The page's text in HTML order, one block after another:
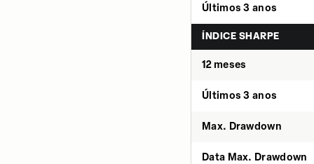
Últimos 3 anos
ÍNDICE SHARPE
12 meses
Últimos 3 anos
Max. Drawdown
Data Max. Drawdown